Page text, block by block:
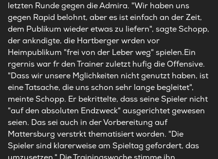
letzten Runde gegen die Admira. "Wir haben uns
gegen Rapid belohnt, aber es ist einfach an der Zeit,
dem Publikum wieder etwas zu liefern", sagte Schopp,
der ankndigte, die Hartberger wrden vor
Heimpublikum "frei von der Leber weg" spielen.Ein
rgernis war fr den Trainer zuletzt hufig die Offensive.
"Dass wir unsere Mglichkeiten nicht genutzt haben, ist
eine Tatsache, die uns schon sehr lange begleitet",
meinte Schopp. Er bekrittelte, dass seine Spieler nicht
"auf den absoluten Endzweck" ausgerichtet gewesen
seien. Das sei auch in der Vorbereitung auf
Mattersburg verstrkt thematisiert worden. "Die
Spieler sind klarerweise am Spieltag gefordert, das